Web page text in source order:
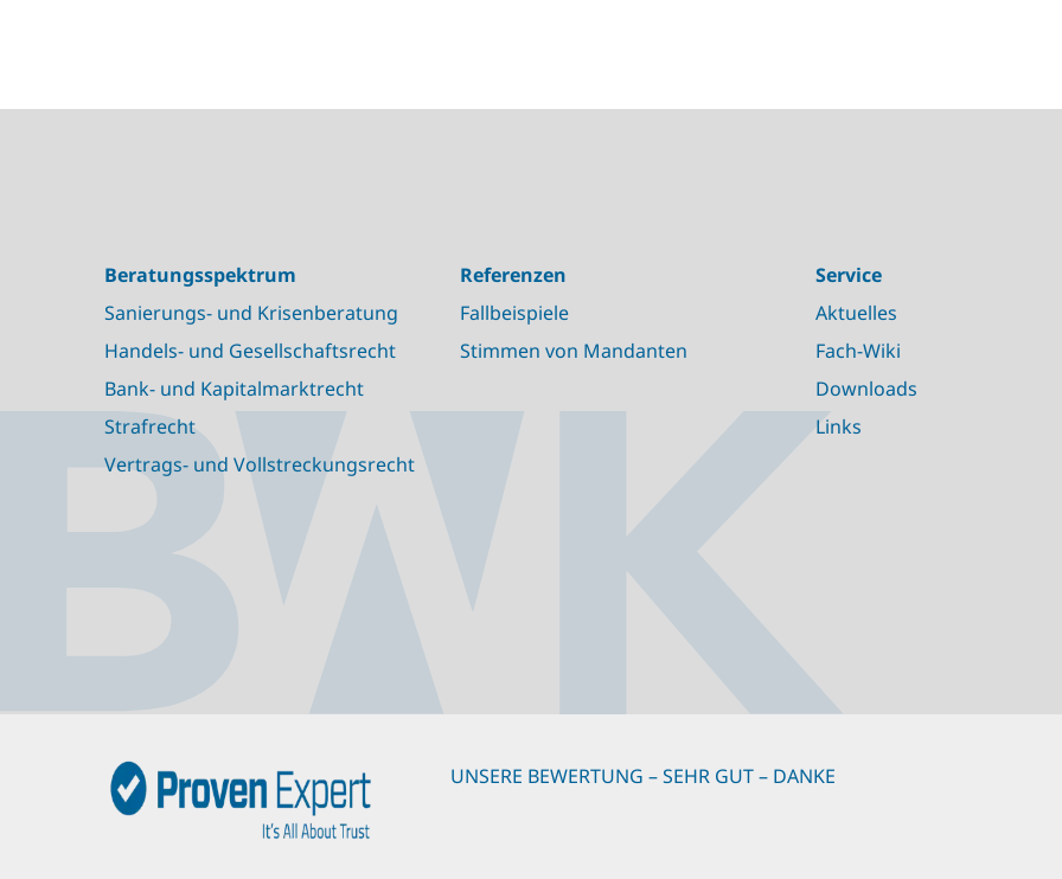
Beratungsspektrum
Sanierungs- und Krisenberatung
Handels- und Gesellschaftsrecht
Bank- und Kapitalmarktrecht
Strafrecht
Vertrags- und Vollstreckungsrecht
Referenzen
Fallbeispiele
Stimmen von Mandanten
Service
Aktuelles
Fach-Wiki
Downloads
Links
UNSERE BEWERTUNG – SEHR GUT – DANKE